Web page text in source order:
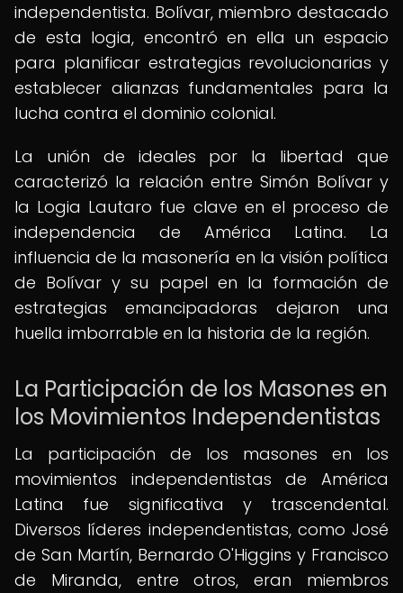
independentista. Bolívar, miembro destacado
de esta logia, encontró en ella un espacio
para planificar estrategias revolucionarias y
establecer alianzas fundamentales para la
lucha contra el dominio colonial.
La unión de ideales por la libertad que
caracterizó la relación entre Simón Bolívar y
la Logia Lautaro fue clave en el proceso de
independencia de América Latina. La
influencia de la masonería en la visión política
de Bolívar y su papel en la formación de
estrategias emancipadoras dejaron una
huella imborrable en la historia de la región.
La Participación de los Masones en
los Movimientos Independentistas
La participación de los masones en los
movimientos independentistas de América
Latina fue significativa y trascendental.
Diversos líderes independentistas, como José
de San Martín, Bernardo O'Higgins y Francisco
de Miranda, entre otros, eran miembros